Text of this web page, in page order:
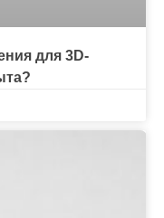
для 3D-